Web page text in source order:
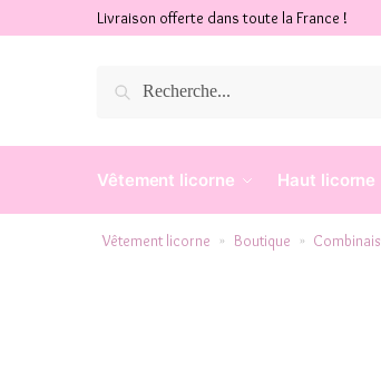
Livraison offerte dans toute la France !
Recherche
Vêtement licorne Haut licorne
Vêtement licorne » Boutique »